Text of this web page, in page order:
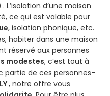
. L’isolation d’une maison
ce qui est valable pour
, isolation phonique, etc.
habiter dans une maison
réservé aux personnes
modestes, c’est tout à
partie de ces personnes-
, notre offre vous